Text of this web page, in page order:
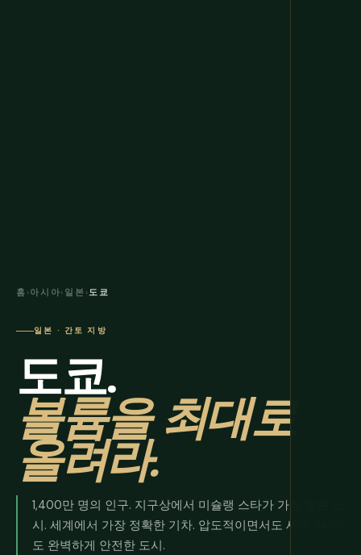
홈 ›아시아› 일본 ›도쿄
일본 · 간토 지방
도쿄.
볼륨을 최대로
올려라.
1,400만 명의 인구. 지구상에서 미슐랭 스타가 가장 많은 도
시. 세계에서 가장 정확한 기차. 압도적이면서도 새벽 3시에
도 완벽하게 안전한 도시.